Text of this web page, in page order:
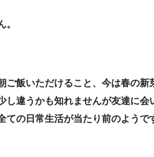
。
飯いただけること、今は春の新
し違うかも知れませんが友達に会
ての日常生活が当たり前のようで